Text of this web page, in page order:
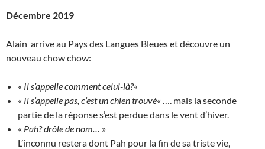
Décembre 2019
Alain arrive au Pays des Langues Bleues et découvre un
nouveau chow chow:
« Il s’appelle comment celui-là?«
« Il s’appelle pas, c’est un chien trouvé« …. mais la seconde
partie de la réponse s’est perdue dans le vent d’hiver.
« Pah? drôle de nom… »
L’inconnu restera dont Pah pour la fin de sa triste vie,